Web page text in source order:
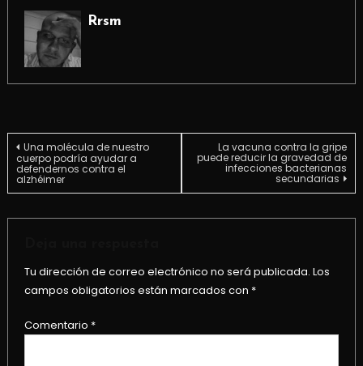
Rrsm
Navegación
de
entradas
Una molécula de nuestro
cuerpo podría ayudar a
defendernos contra el
alzhéimer
La vacuna contra la gripe
puede reducir la gravedad de
infecciones bacterianas
secundarias
Tu dirección de correo electrónico no será publicada. Los
campos obligatorios están marcados con *
Comentario *